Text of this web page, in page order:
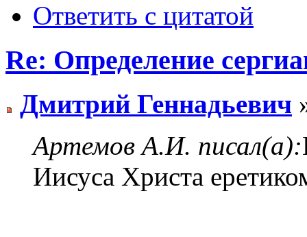
Ответить с цитатой
Re: Определение
Дмитрий Геннадьевич
Артемов А.И. писал(а):
Иисуса Христа